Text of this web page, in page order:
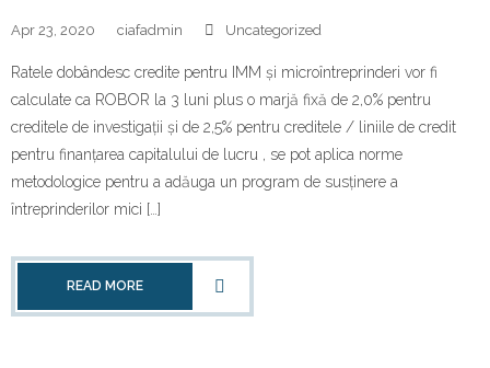
Apr 23, 2020 ciafadmin Uncategorized
Ratele dobândesc credite pentru IMM și microîntreprinderi vor fi
calculate ca ROBOR la ​​3 luni plus o marjă fixă ​​de 2,0% pentru
creditele de investigații și de 2,5% pentru creditele / liniile de credit
pentru finanțarea capitalului de lucru , se pot aplica norme
metodologice pentru a adăuga un program de susținere a
întreprinderilor mici […]
READ MORE